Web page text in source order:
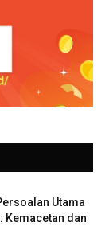
Utama
Kemacetan dan